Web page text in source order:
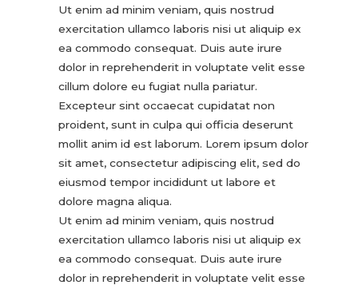
Ut enim ad minim veniam, quis nostrud
exercitation ullamco laboris nisi ut aliquip ex
ea commodo consequat. Duis aute irure
dolor in reprehenderit in voluptate velit esse
cillum dolore eu fugiat nulla pariatur.
Excepteur sint occaecat cupidatat non
proident, sunt in culpa qui officia deserunt
mollit anim id est laborum. Lorem ipsum dolor
sit amet, consectetur adipiscing elit, sed do
eiusmod tempor incididunt ut labore et
dolore magna aliqua.
Ut enim ad minim veniam, quis nostrud
exercitation ullamco laboris nisi ut aliquip ex
ea commodo consequat. Duis aute irure
dolor in reprehenderit in voluptate velit esse